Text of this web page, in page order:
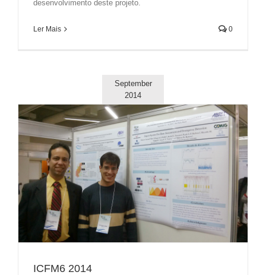
desenvolvimento deste projeto.
Ler Mais 0
September
2014
ICFM6 2014